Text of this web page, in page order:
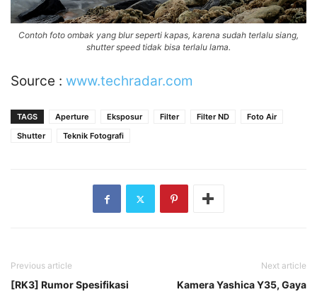
Contoh foto ombak yang blur seperti kapas, karena sudah terlalu siang,
shutter speed tidak bisa terlalu lama.
Source : www.techradar.com
TAGS Aperture Eksposur Filter Filter ND
Foto Air
Shutter
Teknik Fotografi
Previous article
[RK3] Rumor Spesifikasi
Next article
Kamera Yashica Y35, Gaya